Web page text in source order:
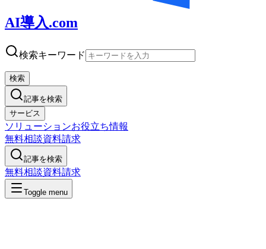
AI導入.com
検索キーワード
検索
記事を検索
サービス
ソリューションお役立ち情報
無料相談資料請求
記事を検索
無料相談資料請求
Toggle menu